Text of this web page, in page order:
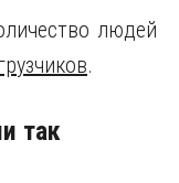
людей
.
так